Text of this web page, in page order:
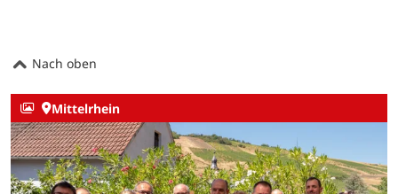
Nach oben
Mittelrhein